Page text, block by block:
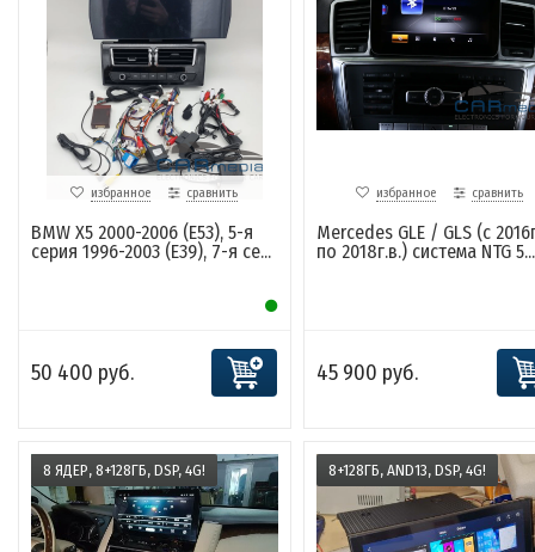
избранное сравнить
BMW X5 2000-2006 (E53), 5-я
серия 1996-2003 (E39), 7-я се...
50 400 руб.
избранное сравнить
Mercedes GLE / GLS (с
по 2018г.в.) система NTG 5...
45 900 руб.
8 ЯДЕР, 8+128ГБ, DSP, 4G! 8+128ГБ, AND13, DSP, 4G!